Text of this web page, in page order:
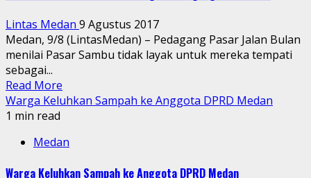
Lintas Medan 9 Agustus 2017
Medan, 9/8 (LintasMedan) – Pedagang Pasar Jalan Bulan
menilai Pasar Sambu tidak layak untuk mereka tempati
sebagai...
Read More
Warga Keluhkan Sampah ke Anggota DPRD Medan
1 min read
Medan
Warga Keluhkan Sampah ke Anggota DPRD Medan